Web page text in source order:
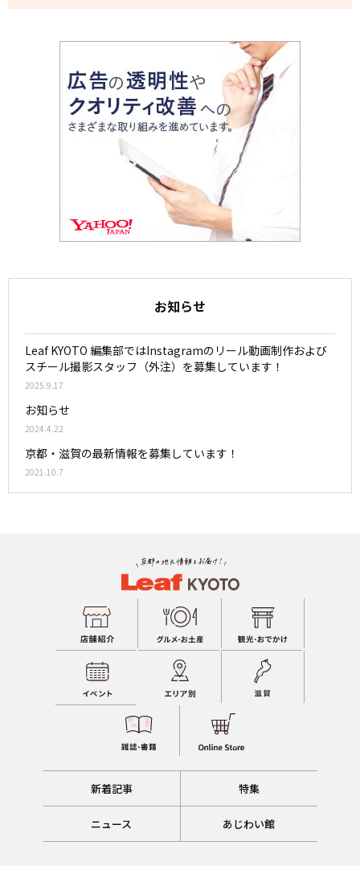
お知らせ
Leaf KYOTO 編集部ではInstagramのリール動画制作および
スチール撮影スタッフ（外注）を募集しています！
2025.9.17
お知らせ
2024.4.22
京都・滋賀の最新情報を募集しています！
2021.10.7
新着記事 特集
ニュース あじわい館